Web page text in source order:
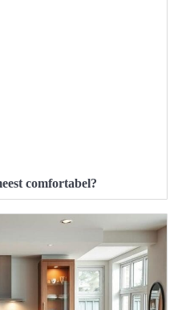
comfortabel?